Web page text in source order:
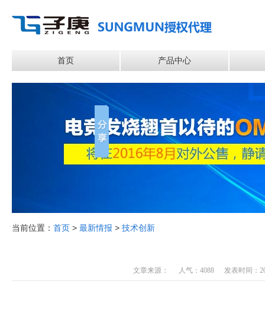
首页 产品中心
当前位置： 首页 > 最新情报 > 技术创新
文章来源： 人气：4088 发表时间：